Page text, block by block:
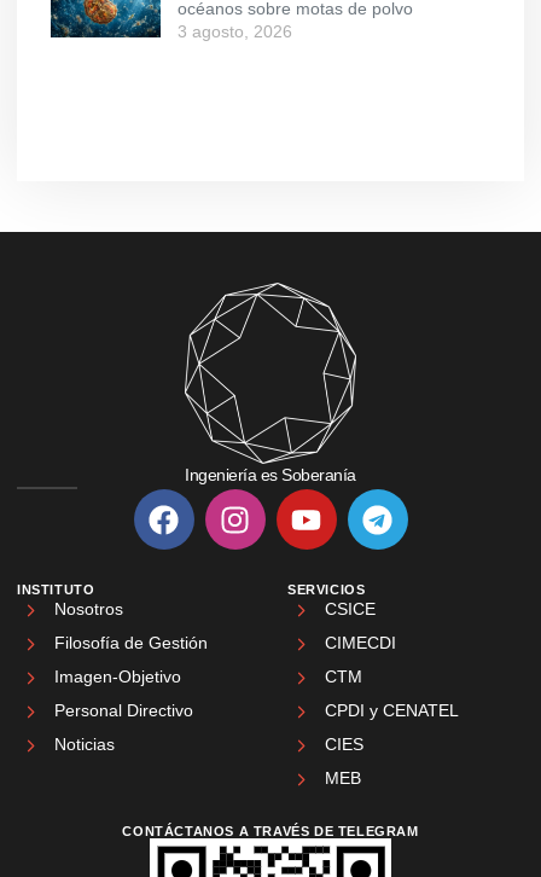
océanos sobre motas de polvo
3 agosto, 2026
Ingeniería es Soberanía
INSTITUTO
Nosotros
Filosofía de Gestión
Imagen-Objetivo
Personal Directivo
Noticias
SERVICIOS
CSICE
CIMECDI
CTM
CPDI y CENATEL
CIES
MEB
CONTÁCTANOS A TRAVÉS DE TELEGRAM